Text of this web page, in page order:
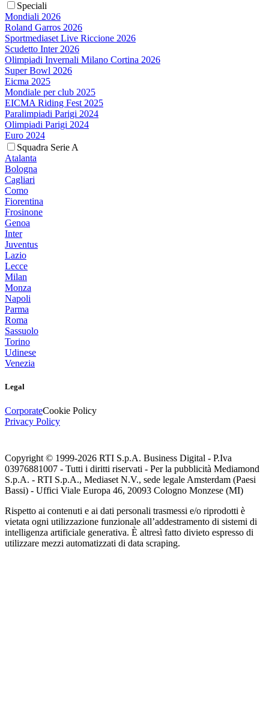
Speciali
Mondiali 2026
Roland Garros 2026
Sportmediaset Live Riccione 2026
Scudetto Inter 2026
Olimpiadi Invernali Milano Cortina 2026
Super Bowl 2026
Eicma 2025
Mondiale per club 2025
EICMA Riding Fest 2025
Paralimpiadi Parigi 2024
Olimpiadi Parigi 2024
Euro 2024
Squadra Serie A
Atalanta
Bologna
Cagliari
Como
Fiorentina
Frosinone
Genoa
Inter
Juventus
Lazio
Lecce
Milan
Monza
Napoli
Parma
Roma
Sassuolo
Torino
Udinese
Venezia
Legal
CorporateCookie Policy
Privacy Policy
Copyright © 1999-2026 RTI S.p.A. Business Digital - P.Iva
03976881007 - Tutti i diritti riservati - Per la pubblicità Mediamond
S.p.A. - RTI S.p.A., Mediaset N.V., sede legale Amsterdam (Paesi
Bassi) - Uffici Viale Europa 46, 20093 Cologno Monzese (MI)
Rispetto ai contenuti e ai dati personali trasmessi e/o riprodotti è
vietata ogni utilizzazione funzionale all’addestramento di sistemi di
intelligenza artificiale generativa. È altresì fatto divieto espresso di
utilizzare mezzi automatizzati di data scraping.